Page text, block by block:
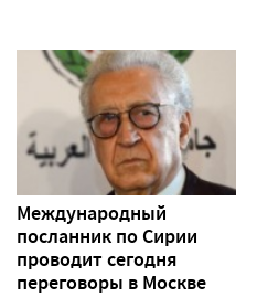
Международный
посланник по Сирии
проводит сегодня
переговоры в Москве